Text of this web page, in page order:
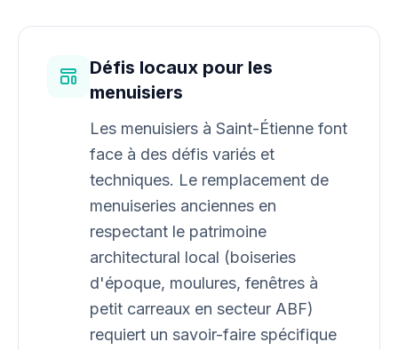
Défis locaux pour les
menuisiers
Les menuisiers à Saint-Étienne font
face à des défis variés et
techniques. Le remplacement de
menuiseries anciennes en
respectant le patrimoine
architectural local (boiseries
d'époque, moulures, fenêtres à
petit carreaux en secteur ABF)
requiert un savoir-faire spécifique